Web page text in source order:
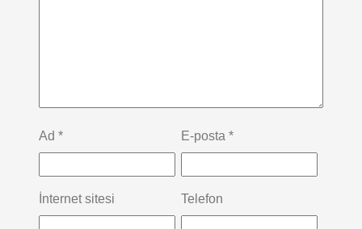
Ad * E-posta *
İnternet sitesi Telefon